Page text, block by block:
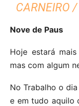
CARNEIRO
Nove de Paus
Hoje estará
mas com algum
No Trabalho o
e em tudo aquilo